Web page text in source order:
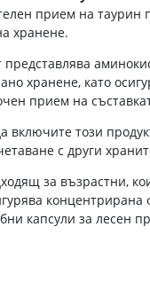
прием на таурин
хранене.
представлява
хранене, като
прием на
включите този
с други
за възрастни,
концентрирана
капсули за лесен